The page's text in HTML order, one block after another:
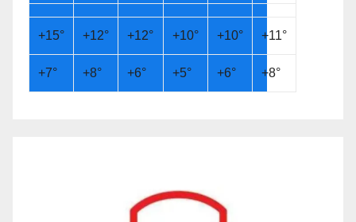
+15° +12° +12° +10° +10° +11°
+7° +8° +6° +5° +6° +8°